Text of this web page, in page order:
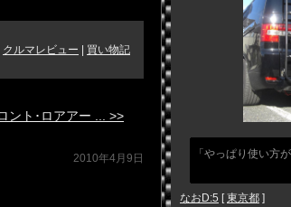
クルマレビュー
買い物記
ント･ロアアー ... >>
2010年4月9日 「やっぱり使い方
なおD:5 [東京都 ]